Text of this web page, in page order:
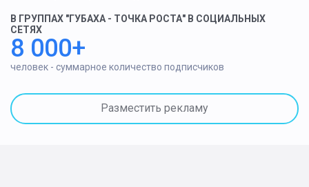
В ГРУППАХ "ГУБАХА - ТОЧКА РОСТА" В СОЦИАЛЬНЫХ
СЕТЯХ
8 000+
человек - суммарное количество подписчиков
Разместить рекламу